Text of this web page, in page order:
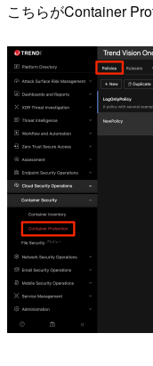
こちらがContainer